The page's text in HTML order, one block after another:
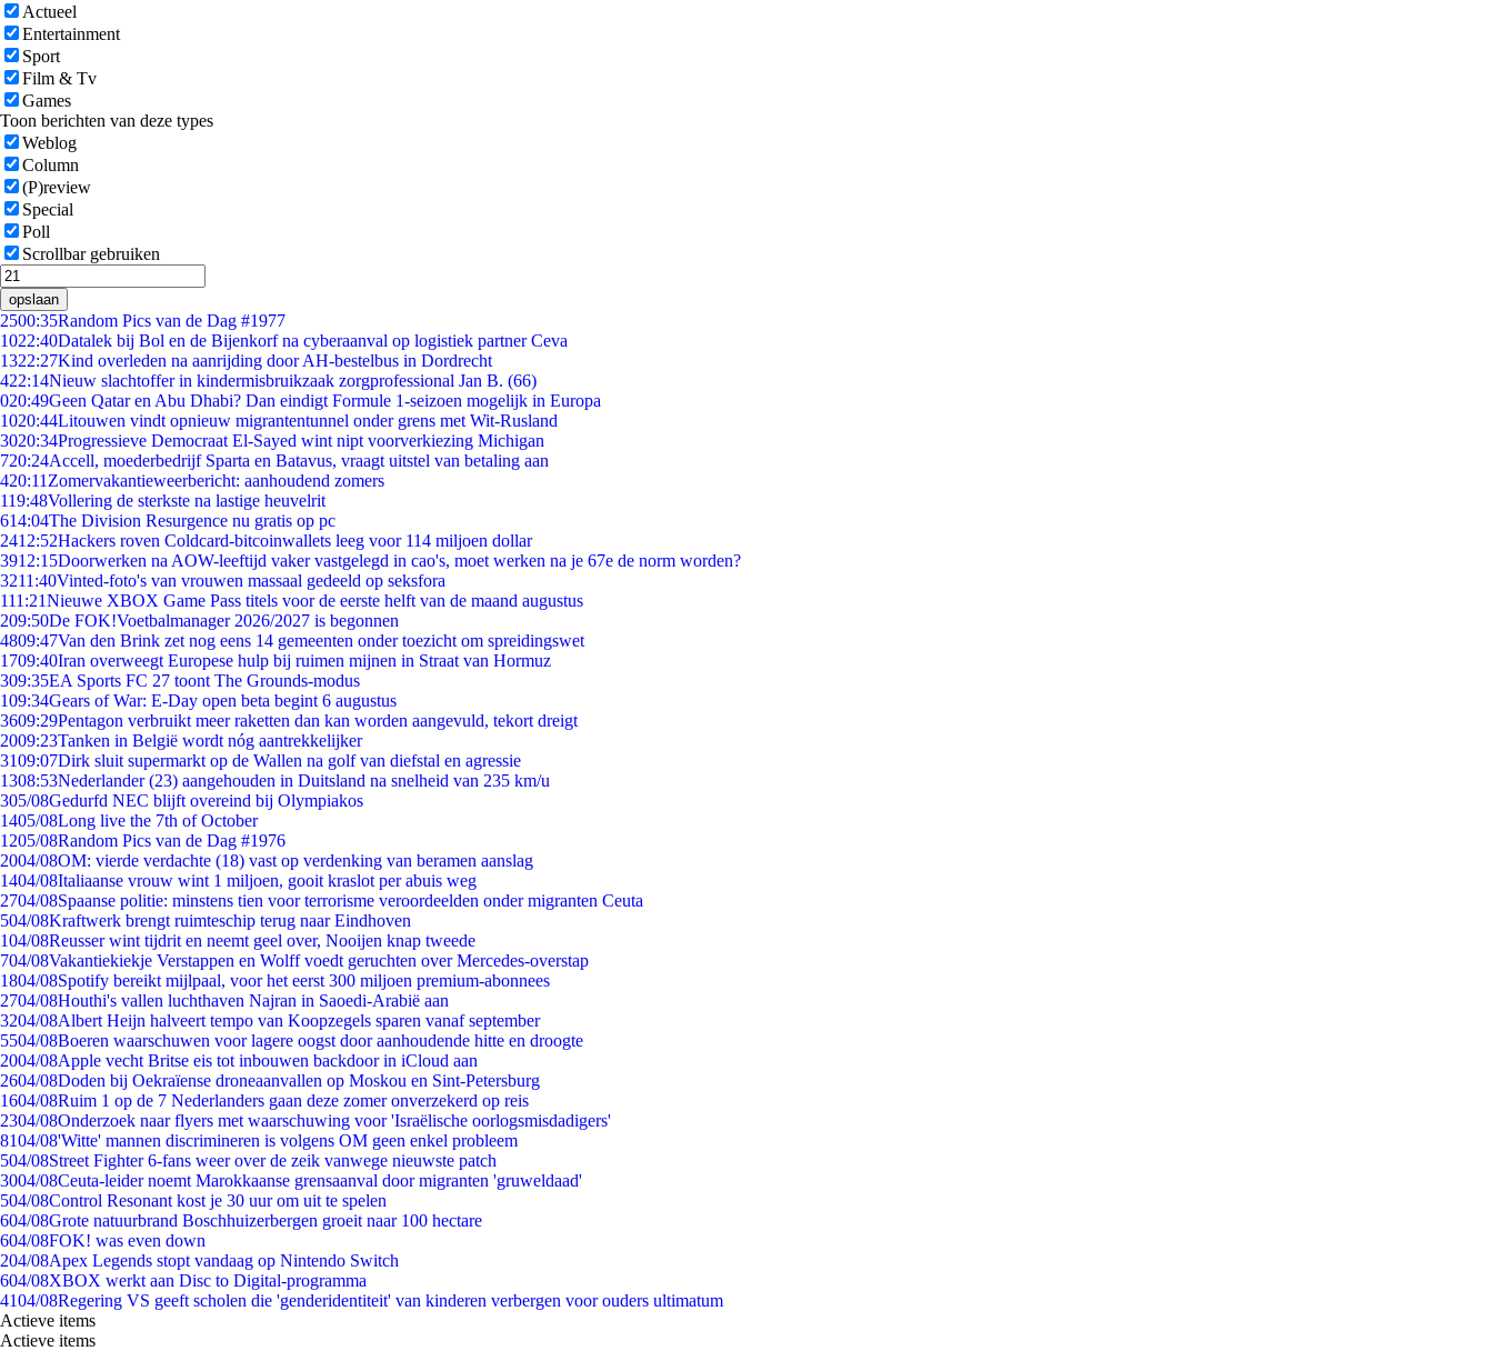
Actueel
Entertainment
Sport
Film & Tv
Games
Toon berichten van deze types
Weblog
Column
(P)review
Special
Poll
Scrollbar gebruiken
opslaan
2500:35Random Pics van de Dag #1977
1022:40Datalek bij Bol en de Bijenkorf na cyberaanval op logistiek partner Ceva
1322:27Kind overleden na aanrijding door AH-bestelbus in Dordrecht
422:14Nieuw slachtoffer in kindermisbruikzaak zorgprofessional Jan B. (66)
020:49Geen Qatar en Abu Dhabi? Dan eindigt Formule 1-seizoen mogelijk in Europa
1020:44Litouwen vindt opnieuw migrantentunnel onder grens met Wit-Rusland
3020:34Progressieve Democraat El-Sayed wint nipt voorverkiezing Michigan
720:24Accell, moederbedrijf Sparta en Batavus, vraagt uitstel van betaling aan
420:11 Zomervakantieweerbericht: aanhoudend zomers
119:48Vollering de sterkste na lastige heuvelrit
614:04The Division Resurgence nu gratis op pc
2412:52Hackers roven Coldcard-bitcoinwallets leeg voor 114 miljoen dollar
3912:15Doorwerken na AOW-leeftijd vaker vastgelegd in cao's, moet werken na je 67e de norm worden?
3211:40Vinted-foto's van vrouwen massaal gedeeld op seksfora
111:21Nieuwe XBOX Game Pass titels voor de eerste helft van de maand augustus
209:50De FOK!Voetbalmanager 2026/2027 is begonnen
4809:47Van den Brink zet nog eens 14 gemeenten onder toezicht om spreidingswet
1709:40Iran overweegt Europese hulp bij ruimen mijnen in Straat van Hormuz
309:35EA Sports FC 27 toont The Grounds-modus
109:34Gears of War: E-Day open beta begint 6 augustus
3609:29Pentagon verbruikt meer raketten dan kan worden aangevuld, tekort dreigt
2009:23Tanken in België wordt nóg aantrekkelijker
3109:07Dirk sluit supermarkt op de Wallen na golf van diefstal en agressie
1308:53Nederlander (23) aangehouden in Duitsland na snelheid van 235 km/u
305/08Gedurfd NEC blijft overeind bij Olympiakos
1405/08Long live the 7th of October
1205/08Random Pics van de Dag #1976
2004/08OM: vierde verdachte (18) vast op verdenking van beramen aanslag
1404/08Italiaanse vrouw wint 1 miljoen, gooit kraslot per abuis weg
2704/08Spaanse politie: minstens tien voor terrorisme veroordeelden onder migranten Ceuta
504/08Kraftwerk brengt ruimteschip terug naar Eindhoven
104/08Reusser wint tijdrit en neemt geel over, Nooijen knap tweede
704/08Vakantiekiekje Verstappen en Wolff voedt geruchten over Mercedes-overstap
1804/08Spotify bereikt mijlpaal, voor het eerst 300 miljoen premium-abonnees
2704/08Houthi's vallen luchthaven Najran in Saoedi-Arabië aan
3204/08Albert Heijn halveert tempo van Koopzegels sparen vanaf september
5504/08Boeren waarschuwen voor lagere oogst door aanhoudende hitte en droogte
2004/08Apple vecht Britse eis tot inbouwen backdoor in iCloud aan
2604/08Doden bij Oekraïense droneaanvallen op Moskou en Sint-Petersburg
1604/08Ruim 1 op de 7 Nederlanders gaan deze zomer onverzekerd op reis
2304/08Onderzoek naar flyers met waarschuwing voor 'Israëlische oorlogsmisdadigers'
8104/08'Witte' mannen discrimineren is volgens OM geen enkel probleem
504/08Street Fighter 6-fans weer over de zeik vanwege nieuwste patch
3004/08Ceuta-leider noemt Marokkaanse grensaanval door migranten 'gruweldaad'
504/08Control Resonant kost je 30 uur om uit te spelen
604/08Grote natuurbrand Boschhuizerbergen groeit naar 100 hectare
604/08FOK! was even down
204/08Apex Legends stopt vandaag op Nintendo Switch
604/08XBOX werkt aan Disc to Digital-programma
4104/08Regering VS geeft scholen die 'genderidentiteit' van kinderen verbergen voor ouders ultimatum
Actieve items
Actieve items